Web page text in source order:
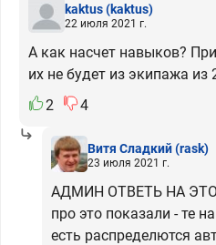
kaktus(kaktus)
22 июля 2021 г.
А как насчет навыков?
их не будет из экипажа из
2
4
Витя Сладкий(rask)
23 июля 2021 г.
АДМИН ОТВЕТЬ НА
про это показали - те
есть распределются